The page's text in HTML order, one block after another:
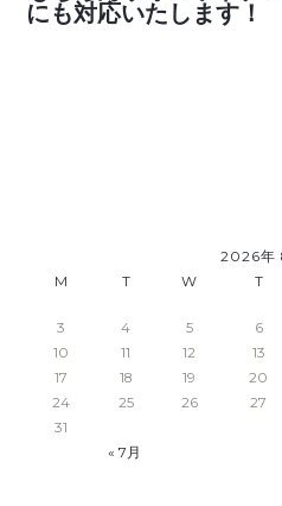
にも対応いたします！
2026年
M
T W T
« 7月
3
4 5 6
10
11 12 13
17
18 19 20
24
25 26 27
31